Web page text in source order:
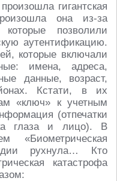
гигантская
она из-за
которые позволили
аутентификацию.
которые включали
имена, адреса,
данные, возраст,
Кстати, в их
«ключ» к учетным
(отпечатки
глаза и лицо). В
«Биометрическая
рухнула… Кто
катастрофа